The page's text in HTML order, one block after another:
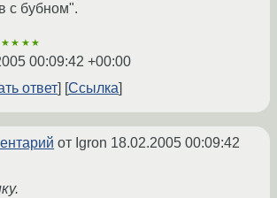
с бубном".
00:09:42 +00:00
ответ
Ссылка
от Igron 18.02.2005 00:09:42